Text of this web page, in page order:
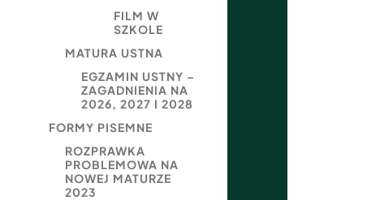
FILM W
SZKOLE
MATURA USTNA
EGZAMIN USTNY –
ZAGADNIENIA NA
2026, 2027 I 2028
FORMY PISEMNE
ROZPRAWKA
PROBLEMOWA NA
NOWEJ MATURZE
2023